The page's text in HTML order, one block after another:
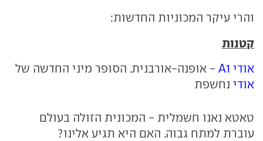
והרי עיקר המכוניות החדשות:
קטנות
אודי A1
- אופנה-אורבנית. הסופר מיני החדשה של
אודי נחשפת
טאטא נאנו חשמלית - המכונית הזולה בעולם
עוברת למתח גבוה. האם היא תגיע אלינו?